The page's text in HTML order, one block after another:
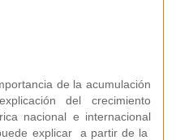
de la acumulación
del crecimiento
nacional e internacional
explicar a partir de la